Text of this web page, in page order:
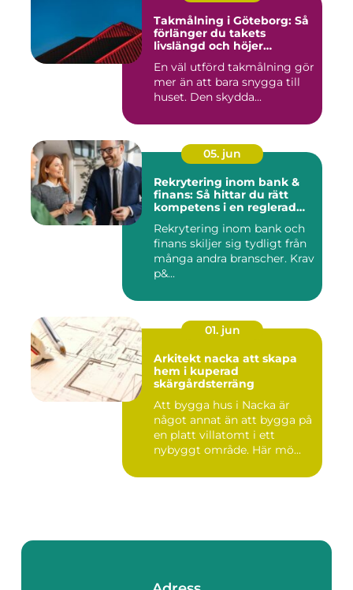
Takmålning i Göteborg: Så
förlänger du takets
livslängd och höjer
En väl utförd takmålning gör
mer än att bara snygga till
huset. Den skydda...
05. jun
Rekrytering inom bank &
finans: Så hittar du rätt
kompetens i en reglerad
Rekrytering inom bank och
finans skiljer sig tydligt från
många andra branscher. Krav
p&...
01. jun
Arkitekt nacka att skapa
hem i kuperad
skärgårdsterräng
Att bygga hus i Nacka är
något annat än att bygga på
en platt villatomt i ett
nybyggt område. Här mö...